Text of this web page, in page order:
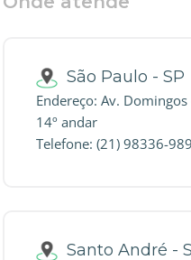
São Paulo - SP
Endereço: Av.
14º andar
Telefone: (21) 98336-
Santo André -